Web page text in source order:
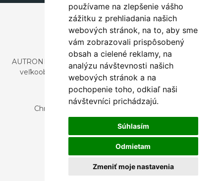
používame na zlepšenie vášho
zážitku z prehliadania našich
webových stránok, na to, aby sme
vám zobrazovali prispôsobený
obsah a cielené reklamy, na
analýzu návštevnosti našich
webových stránok a na
pochopenie toho, odkiaľ naši
návštevníci prichádzajú.
Súhlasím
Odmietam
Zmeniť moje nastavenia
AUTRONIC, s.r.o. je spoločnosť zaoberajúca sa dovozom a
veľkoobchodným predajom dizajnového aj štýlového
nábytku a dekorácií.
Česká republika
Chrustenice 270, 267 12 Loděnice u Berouna
Slovensko
Nová 366, 032 02 Závažná Poruba